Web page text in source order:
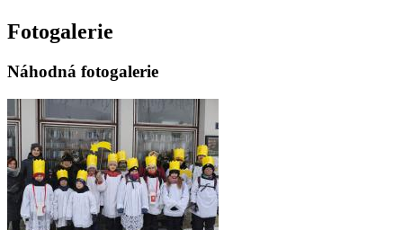
Fotogalerie
Náhodná fotogalerie